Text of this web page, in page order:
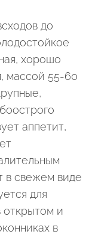
до
хорошо
массой 55-60
аппетит,
в свежем виде
для
открытом и
в